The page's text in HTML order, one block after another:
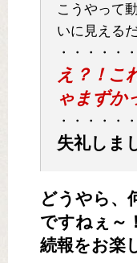
こうやって
いに見える
・・・・・
え？！こ
ゃまずか
・・・・・・
失礼しま
どうやら、
ですねぇ～
続報をお楽